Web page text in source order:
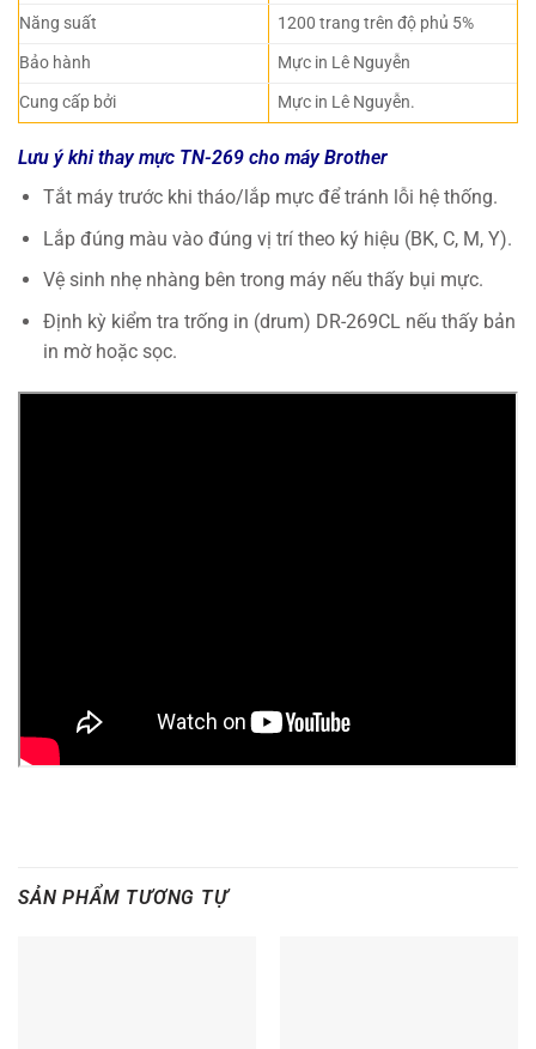
Năng suất
1200 trang trên độ phủ 5%
Bảo hành
Mực in Lê Nguyễn
Cung cấp bởi
Mực in Lê Nguyễn.
Lưu ý khi thay mực TN-269 cho máy Brother
Tắt máy trước khi tháo/lắp mực để tránh lỗi hệ thống.
Lắp đúng màu vào đúng vị trí theo ký hiệu (BK, C, M, Y).
Vệ sinh nhẹ nhàng bên trong máy nếu thấy bụi mực.
Định kỳ kiểm tra trống in (drum) DR-269CL nếu thấy bản
in mờ hoặc sọc.
SẢN PHẨM TƯƠNG TỰ